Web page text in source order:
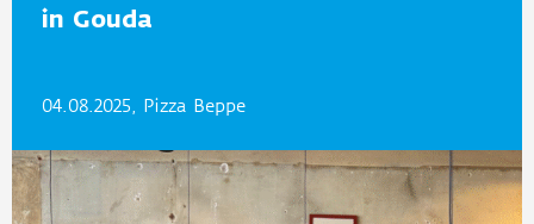
in Gouda
04.08.2025, Pizza Beppe